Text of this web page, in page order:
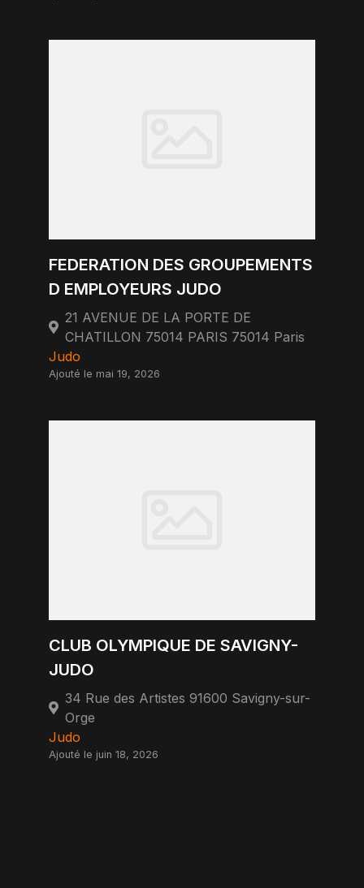
FEDERATION DES GROUPEMENTS
D EMPLOYEURS JUDO
21 AVENUE DE LA PORTE DE
CHATILLON 75014 PARIS 75014 Paris
Judo
Ajouté le mai 19, 2026
CLUB OLYMPIQUE DE SAVIGNY-
JUDO
34 Rue des Artistes 91600 Savigny-sur-
Orge
Judo
Ajouté le juin 18, 2026